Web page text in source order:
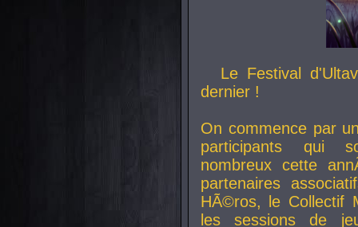
Le Festival
dernier !
On commence par
participants qui
nombreux cette
partenaires
HÃ©ros, le Collectif
les sessions de